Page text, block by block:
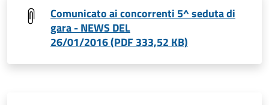
Comunicato ai concorrenti 5^ seduta di
gara - NEWS DEL
26/01/2016 (PDF 333,52 KB)